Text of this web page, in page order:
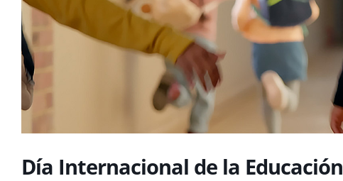
Día Internacional de la Educación